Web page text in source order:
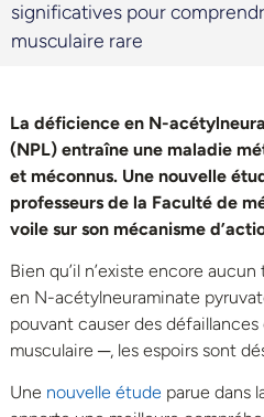
significatives pour
musculaire rare
La déficience en N-
(NPL) entraîne une maladie
et méconnus. Une nouvelle
professeurs de la Faculté de
voile sur son mécanisme
Bien qu’il n’existe encore
en N-acétylneuraminate
pouvant causer des
musculaire ─, les espoirs sont
Une nouvelle étude parue dans